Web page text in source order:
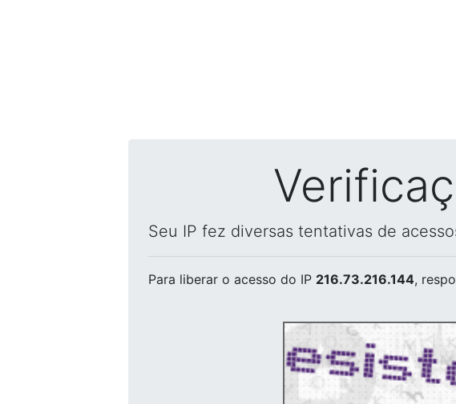
Seu IP fez diversas tentativas de
Para liberar o acesso do IP 216.73.216.144,